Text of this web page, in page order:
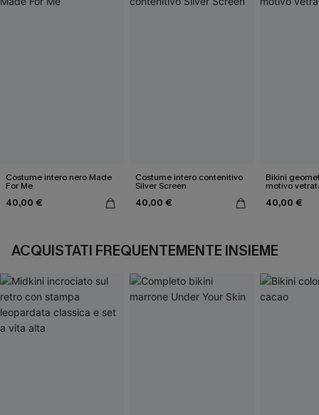
Costume intero nero Made
For Me
40,00 €
Costume intero contenitivo
Silver Screen
40,00 €
Bikini
motivo
40,00 €
ACQUISTATI FREQUENTEMENTE INSIEME